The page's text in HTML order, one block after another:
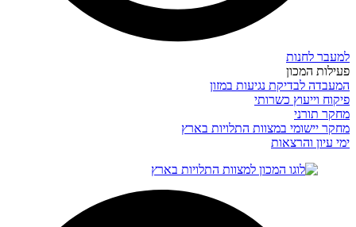
למעבר לחנות
פעילות המכון
המעבדה לבדיקת נגיעות במזון
פיקוח וייעוץ כשרותי
מחקר תורני
מחקר יישומי במצוות התלויות בארץ
ימי עיון והרצאות